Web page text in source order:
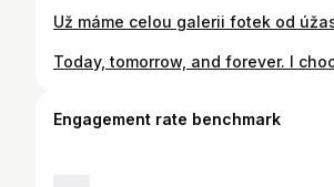
Engagement rate benchmark